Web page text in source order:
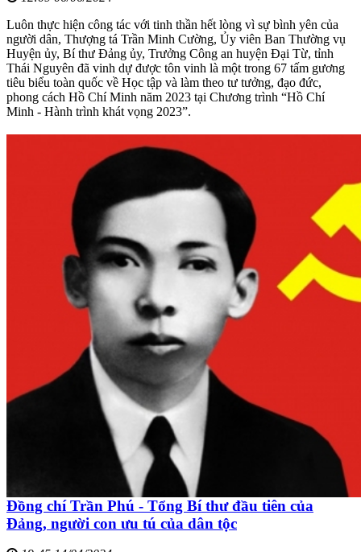
Luôn thực hiện công tác với tinh thần hết lòng vì sự bình yên của
người dân, Thượng tá Trần Minh Cường, Ủy viên Ban Thường vụ
Huyện ủy, Bí thư Đảng ủy, Trưởng Công an huyện Đại Từ, tỉnh
Thái Nguyên đã vinh dự được tôn vinh là một trong 67 tấm gương
tiêu biểu toàn quốc về Học tập và làm theo tư tưởng, đạo đức,
phong cách Hồ Chí Minh năm 2023 tại Chương trình “Hồ Chí
Minh - Hành trình khát vọng 2023”.
Đồng chí Trần Phú - Tổng Bí thư đầu tiên của
Đảng, người con ưu tú của dân tộc